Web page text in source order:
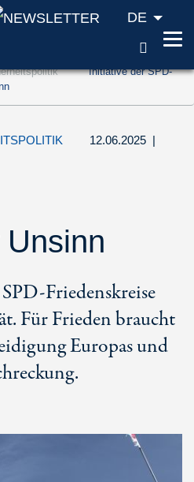
(Accesskey '1')
(Accesskey '2')
DE
Initiative der SPD-
12.06.2025 |
Friedenskreise
Für Frieden braucht
Europas und